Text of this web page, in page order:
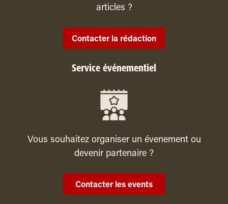
articles ?
Contacter la rédaction
Service événementiel
Vous souhaitez organiser un évenement ou
devenir partenaire ?
Contacter les events